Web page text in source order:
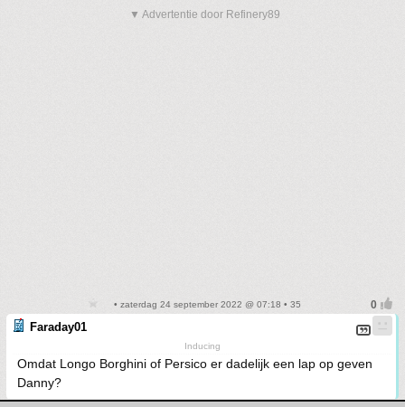
▼ Advertentie door Refinery89
• zaterdag 24 september 2022 @ 07:18 • 35
Faraday01
Inducing
Omdat Longo Borghini of Persico er dadelijk een lap op geven
Danny?